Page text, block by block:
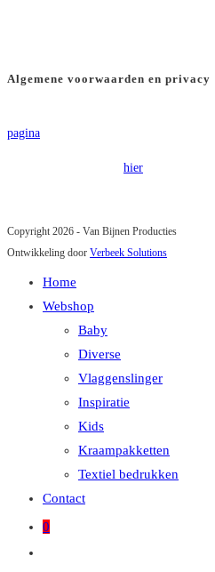
Algemene voorwaarden en privacy
pagina
hier
Copyright 2026 - Van Bijnen Producties
Ontwikkeling door Verbeek Solutions
Home
Webshop
Baby
Diverse
Vlaggenslinger
Inspiratie
Kids
Kraampakketten
Textiel bedrukken
Contact
0